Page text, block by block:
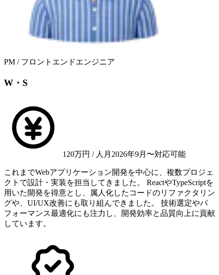
PM / フロントエンドエンジニア
W・S
120万円 / 人月 2026年9月〜対応可能
これまでWebアプリケーション開発を中心に、複数プロジェ
クトで設計・実装を担当してきました。 ReactやTypeScriptを
用いた開発を得意とし、属人化したコードのリファクタリン
グや、UI/UX改善にも取り組んできました。 技術選定やパ
フォーマンス最適化にも注力し、開発効率と品質向上に貢献
しています。